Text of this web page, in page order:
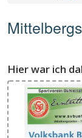
Hier war ich